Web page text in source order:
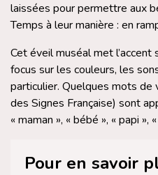
laissées pour permettre aux
Temps à leur manière : en
Cet éveil muséal met l’accent
focus sur les couleurs, les
particulier. Quelques mots de
des Signes Française) sont
« maman », « bébé », « papi »,
Pour en savoir